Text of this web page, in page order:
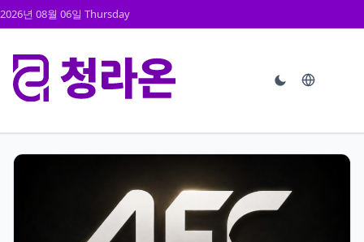
2026년 08월 06일 Thursday